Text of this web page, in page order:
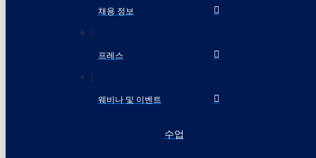
채용 정보
프레스
웨비나 및 이벤트
수업